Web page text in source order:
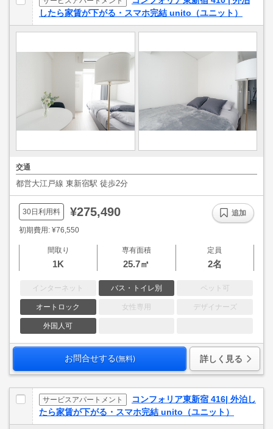
したら家賃が下がる・スマホ完結 unito（ユニット）
交通
都営大江戸線 東新宿駅 徒歩2分
30日利用料 ¥275,490
初期費用: ¥76,550
間取り
1K
専有面積
25.7㎡
定員
2名
インターネット バス・トイレ別 ペット可
オートロック 女性専用 デザイナーズ
外国人可
追加
お問合せする(無料) 詳しく見る
サービスアパートメント
コンフォリア東新宿 416| 外泊し
たら家賃が下がる・スマホ完結 unito（ユニット）